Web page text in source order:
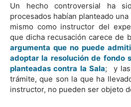
Un hecho controversial ha
procesados habían planteado
mismo como instructor del
que dicha recusación carece de
argumenta que no puede
adoptar la resolución de fondo
planteadas contra la Sala; y las
trámite, que son la que ha
instructor, no pueden ser objeto